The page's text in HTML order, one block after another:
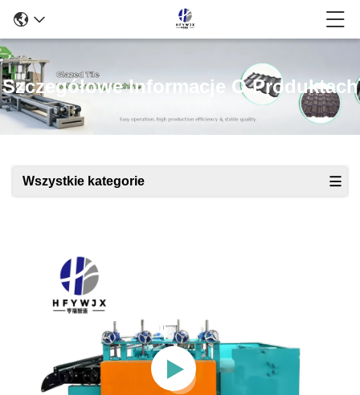
Szczegółowe Informacje O Produktach
Wszystkie kategorie